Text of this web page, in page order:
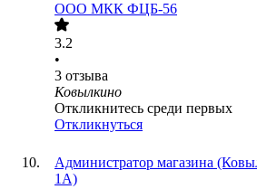
ООО МКК ФЦБ-56
3.2
•
3 отзыва
Ковылкино
Откликнитесь среди первых
Откликнуться
Администратор магазина
1А)